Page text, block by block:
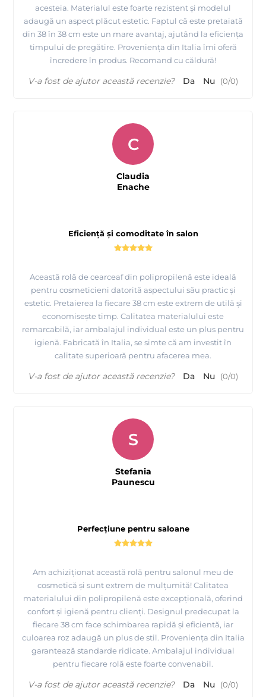
acesteia. Materialul este foarte rezistent și modelul
adaugă un aspect plăcut estetic. Faptul că este pretaiată
din 38 în 38 cm este un mare avantaj, ajutând la eficiența
timpului de pregătire. Proveniența din Italia îmi oferă
încredere în produs. Recomand cu căldură!
V-a fost de ajutor această recenzie? Da Nu (0/0)
Eficiență și comoditate în salon
Această rolă de cearceaf din polipropilenă este ideală
pentru cosmeticieni datorită aspectului său practic și
estetic. Pretaierea la fiecare 38 cm este extrem de utilă și
economisește timp. Calitatea materialului este
remarcabilă, iar ambalajul individual este un plus pentru
igienă. Fabricată în Italia, se simte că am investit în
calitate superioară pentru afacerea mea.
C
Claudia
Enache
V-a fost de ajutor această recenzie? Da Nu (0/0)
Perfecțiune pentru saloane
Am achiziționat această rolă pentru salonul meu de
cosmetică și sunt extrem de mulțumită! Calitatea
materialului din polipropilenă este excepțională, oferind
confort și igienă pentru clienți. Designul predecupat la
fiecare 38 cm face schimbarea rapidă și eficientă, iar
culoarea roz adaugă un plus de stil. Proveniența din Italia
garantează standarde ridicate. Ambalajul individual
pentru fiecare rolă este foarte convenabil.
S
Stefania
Paunescu
V-a fost de ajutor această recenzie? Da Nu (0/0)